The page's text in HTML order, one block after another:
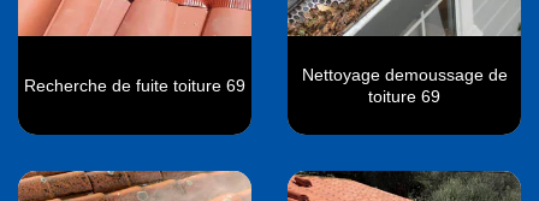
Recherche de fuite toiture 69
Nettoyage demoussage de
toiture 69